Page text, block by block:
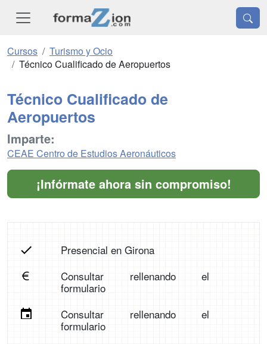
Cursos
Turismo y Ocio
Técnico Cualificado de Aeropuertos
Técnico Cualificado de
Aeropuertos
Imparte:
CEAE Centro de Estudios Aeronáuticos
¡Infórmate ahora sin compromiso!
Presencial en Girona
Consultar rellenando el
formulario
Consultar rellenando el
formulario